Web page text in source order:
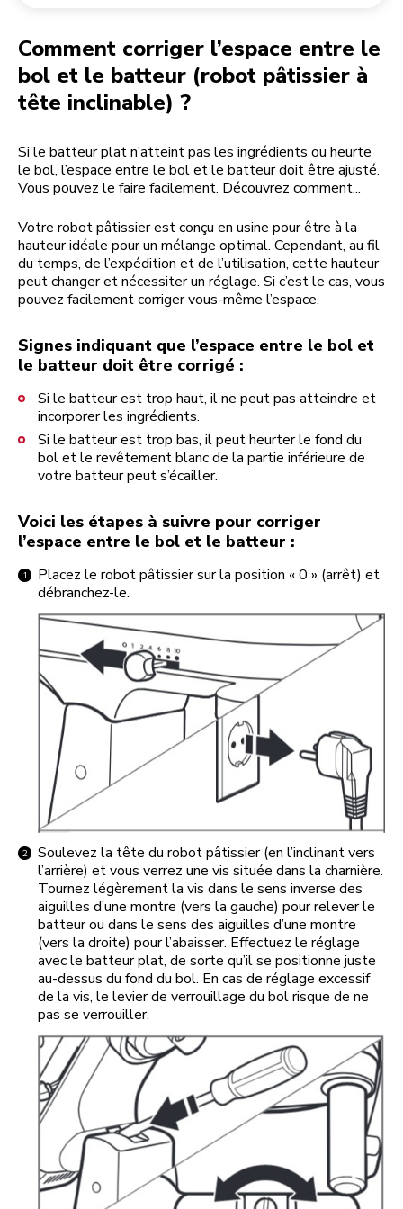
Comment corriger l’espace entre le
bol et le batteur (robot pâtissier à
tête inclinable) ?
Si le batteur plat n’atteint pas les ingrédients ou heurte
le bol, l’espace entre le bol et le batteur doit être ajusté.
Vous pouvez le faire facilement. Découvrez comment...
Votre robot pâtissier est conçu en usine pour être à la
hauteur idéale pour un mélange optimal. Cependant, au fil
du temps, de l’expédition et de l’utilisation, cette hauteur
peut changer et nécessiter un réglage. Si c’est le cas, vous
pouvez facilement corriger vous-même l’espace.
Signes indiquant que l’espace entre le bol et
le batteur doit être corrigé :
Si le batteur est trop haut, il ne peut pas atteindre et
incorporer les ingrédients.
Si le batteur est trop bas, il peut heurter le fond du
bol et le revêtement blanc de la partie inférieure de
votre batteur peut s’écailler.
Voici les étapes à suivre pour corriger
l’espace entre le bol et le batteur :
Placez le robot pâtissier sur la position « 0 » (arrêt) et
débranchez-le.
Soulevez la tête du robot pâtissier (en l’inclinant vers
l’arrière) et vous verrez une vis située dans la charnière.
Tournez légèrement la vis dans le sens inverse des
aiguilles d’une montre (vers la gauche) pour relever le
batteur ou dans le sens des aiguilles d’une montre
(vers la droite) pour l’abaisser. Effectuez le réglage
avec le batteur plat, de sorte qu’il se positionne juste
au-dessus du fond du bol. En cas de réglage excessif
de la vis, le levier de verrouillage du bol risque de ne
pas se verrouiller.